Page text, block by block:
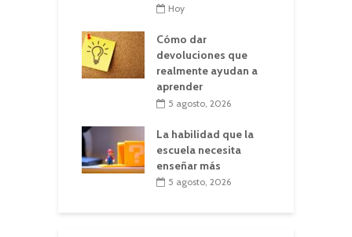
Hoy
Cómo dar
devoluciones que
realmente ayudan a
aprender
5 agosto, 2026
La habilidad que la
escuela necesita
enseñar más
5 agosto, 2026